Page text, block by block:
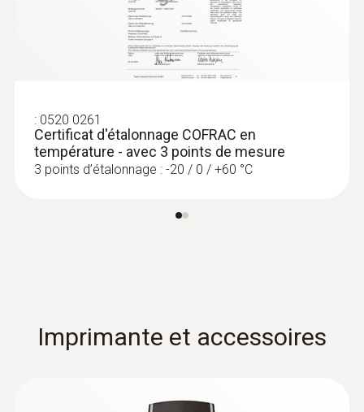
: 0520 0261
Certificat d'étalonnage COFRAC en
température - avec 3 points de mesure
3 points d’étalonnage : -20 / 0 / +60 °C
Imprimante et accessoires